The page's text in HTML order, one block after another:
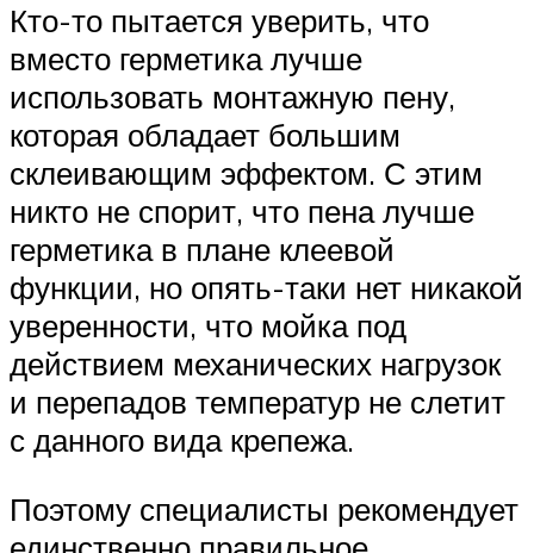
Кто-то пытается уверить, что
вместо герметика лучше
использовать монтажную пену,
которая обладает большим
склеивающим эффектом. С этим
никто не спорит, что пена лучше
герметика в плане клеевой
функции, но опять-таки нет никакой
уверенности, что мойка под
действием механических нагрузок
и перепадов температур не слетит
с данного вида крепежа.
Поэтому специалисты рекомендует